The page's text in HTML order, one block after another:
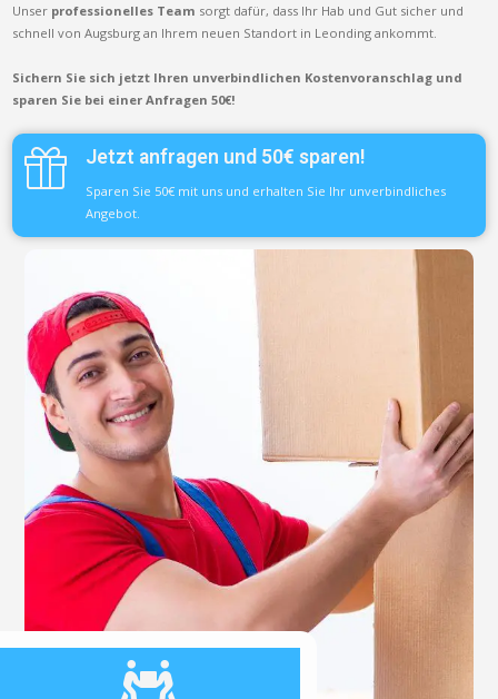
Unser professionelles Team sorgt dafür, dass Ihr Hab und Gut sicher und
schnell von Augsburg an Ihrem neuen Standort in Leonding ankommt.
Sichern Sie sich jetzt Ihren unverbindlichen Kostenvoranschlag und
sparen Sie bei einer Anfragen 50€!
Jetzt anfragen und 50€ sparen!
Sparen Sie 50€ mit uns und erhalten Sie Ihr unverbindliches
Angebot.